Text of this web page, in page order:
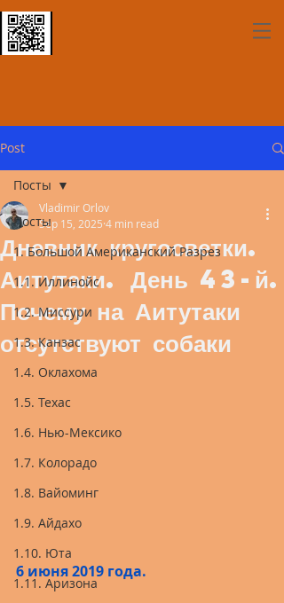
Post
Посты
1. Большой Американский Разрез
1.1. Иллинойс
1.2. Миссури
1.3. Канзас
1.4. Оклахома
1.5. Техас
1.6. Нью-Мексико
1.7. Колорадо
1.8. Вайоминг
1.9. Айдахо
1.10. Юта
1.11. Аризона
Посты
Дневник кругосветки.
Аитутаки. День 43-й.
Почему на Аитутаки
отсутствуют собаки
Vladimir Orlov
Sep 15, 2025 4 min read
6 июня 2019 года.